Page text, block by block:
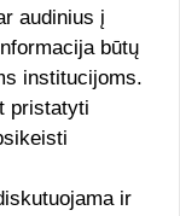
audinius į
būtų
institucijoms.
pristatyti
ir